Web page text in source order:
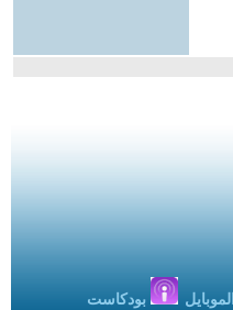
الموبايل بودكاست